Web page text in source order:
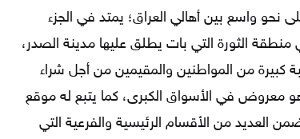
واسع بين أهالي العراق؛ يمتد في الجزء
منطقة الثورة التي بات يطلق عليها مدينة الصدر،
كبيرة من المواطنين والمقيمين من أجل شراء
معروض في الأسواق الكبرى، كما يتبع له موقع
العديد من الأقسام الرئيسية والفرعية التي